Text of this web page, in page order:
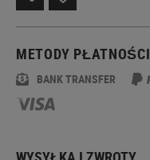
METODY PŁATNOŚCI
BANK TRANSFER